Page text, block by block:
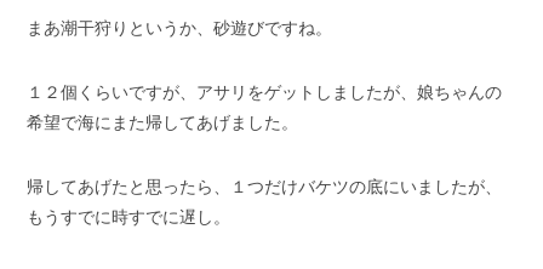
まあ潮干狩りというか、砂遊びですね。
１２個くらいですが、アサリをゲットしましたが、娘ちゃんの
希望で海にまた帰してあげました。
帰してあげたと思ったら、１つだけバケツの底にいましたが、
もうすでに時すでに遅し。